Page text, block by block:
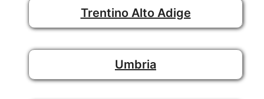
Trentino Alto Adige
Umbria